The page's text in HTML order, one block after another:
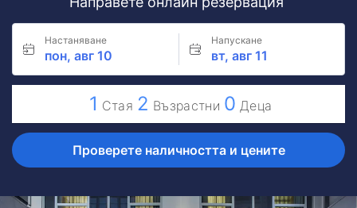
Настаняване
пон, авг 10
Напускане
вт, авг 11
1 Стая 2 Възрастни 0 Деца
Проверете наличността и цените